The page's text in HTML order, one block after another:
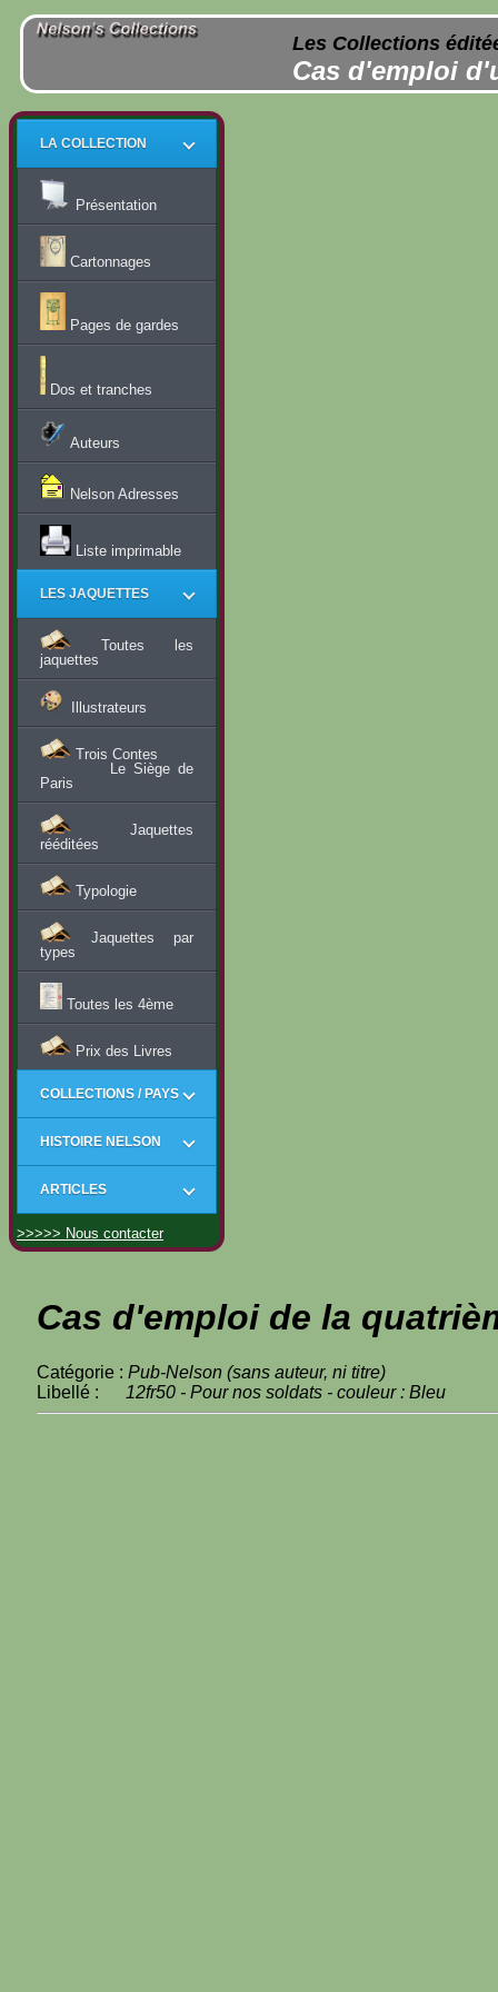
Les Collections
Cas d'emploi
LA COLLECTION
Présentation
Cartonnages
Pages de gardes
Dos et tranches
Auteurs
Nelson Adresses
Liste imprimable
LES JAQUETTES
Toutes les
jaquettes
Illustrateurs
Trois Contes
Le Siège de
Paris
Jaquettes
rééditées
Typologie
Jaquettes par
types
Toutes les 4ème
Prix des Livres
COLLECTIONS / PAYS
HISTOIRE NELSON
ARTICLES
>>>>> Nous contacter
Cas d'emploi de la
Catégorie : Pub-Nelson (sans auteur, ni titre)
Libellé : 12fr50 - Pour nos soldats - couleur : Bleu